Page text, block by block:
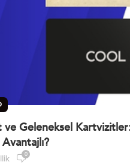
ve Geleneksel
0